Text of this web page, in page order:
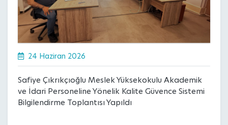
24 Haziran 2026
Safiye Çıkrıkçıoğlu Meslek Yüksekokulu Akademik
ve İdari Personeline Yönelik Kalite Güvence Sistemi
Bilgilendirme Toplantısı Yapıldı